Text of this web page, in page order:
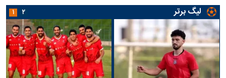
لیگ برتر ۱ ۲